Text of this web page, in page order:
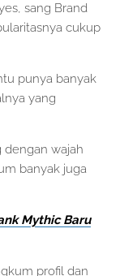
sang Brand
cukup
punya banyak
yang
dengan wajah
banyak juga
Mythic Baru
profil dan